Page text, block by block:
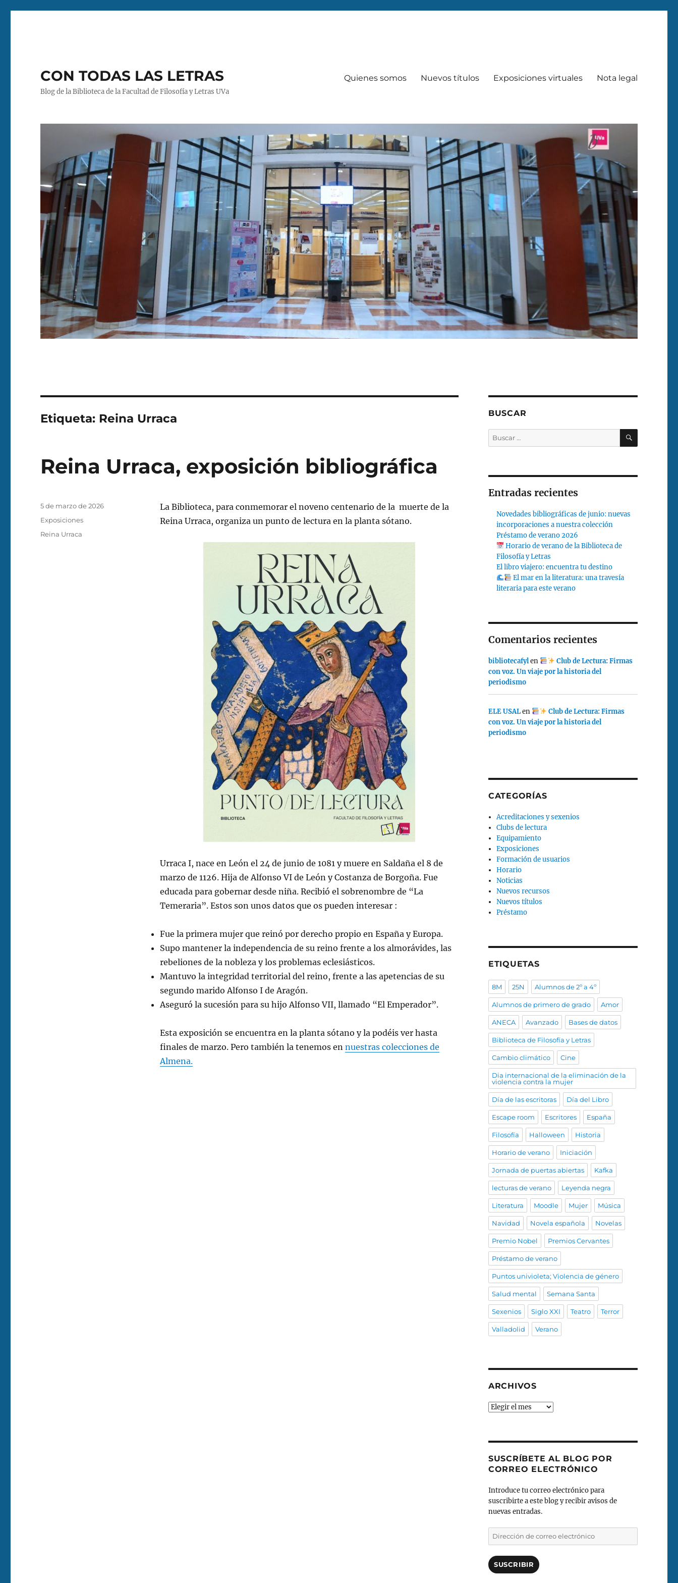
CON TODAS LAS LETRAS
Blog de la Biblioteca de la Facultad de Filosofía y Letras UVa
Quienes somos Nuevos títulos Exposiciones virtuales Nota legal
Etiqueta: Reina Urraca
Reina Urraca, exposición bibliográfica
La Biblioteca, para conmemorar el noveno centenario de la muerte de la
Reina Urraca, organiza un punto de lectura en la planta sótano.
Urraca I, nace en León el 24 de junio de 1081 y muere en Saldaña el 8 de
marzo de 1126. Hija de Alfonso VI de León y Costanza de Borgoña. Fue
educada para gobernar desde niña. Recibió el sobrenombre de “La
Temeraria”. Estos son unos datos que os pueden interesar :
Fue la primera mujer que reinó por derecho propio en España y Europa.
Supo mantener la independencia de su reino frente a los almorávides, las
rebeliones de la nobleza y los problemas eclesiásticos.
Mantuvo la integridad territorial del reino, frente a las apetencias de su
segundo marido Alfonso I de Aragón.
Aseguró la sucesión para su hijo Alfonso VII, llamado “El Emperador”.
Esta exposición se encuentra en la planta sótano y la podéis ver hasta
finales de marzo. Pero también la tenemos en nuestras colecciones de
Almena.
Publicado
5 de marzo de 2026
Categorías
Exposiciones
Etiquetas
Reina Urraca
BUSCAR
Buscar
por:
BUSCAR
Entradas recientes
Novedades bibliográficas de junio: nuevas
incorporaciones a nuestra colección
Préstamo de verano 2026
Horario de verano de la Biblioteca de
Filosofía y Letras
El libro viajero: encuentra tu destino
El mar en la literatura: una travesía
literaria para este verano
Comentarios recientes
bibliotecafylen
Club de Lectura: Firmas
con voz. Un viaje por la historia del
periodismo
ELE USALen
Club de Lectura: Firmas
con voz. Un viaje por la historia del
periodismo
CATEGORÍAS
Acreditaciones y sexenios
Clubs de lectura
Equipamiento
Exposiciones
Formación de usuarios
Horario
Noticias
Nuevos recursos
Nuevos títulos
Préstamo
ETIQUETAS
8M 25N Alumnos de 2º a 4º
Alumnos de primero de grado Amor
ANECA Avanzado Bases de datos
Biblioteca de Filosofía y Letras
Cambio climático Cine
Dia internacional de la eliminación de la
violencia contra la mujer
Día de las escritoras Día del Libro
Escape room Escritores España
Filosofía Halloween Historia
Horario de verano Iniciación
Jornada de puertas abiertas Kafka
lecturas de verano Leyenda negra
Literatura Moodle Mujer Música
Navidad Novela española Novelas
Premio Nobel Premios Cervantes
Préstamo de verano
Puntos univioleta; Violencia de género
Salud mental Semana Santa
Sexenios Siglo XXI Teatro Terror
Valladolid Verano
ARCHIVOS
Archivos
SUSCRÍBETE AL BLOG POR
CORREO ELECTRÓNICO
Introduce tu correo electrónico para
suscribirte a este blog y recibir avisos de
nuevas entradas.
Dirección
de
electrónico
SUSCRIBIR